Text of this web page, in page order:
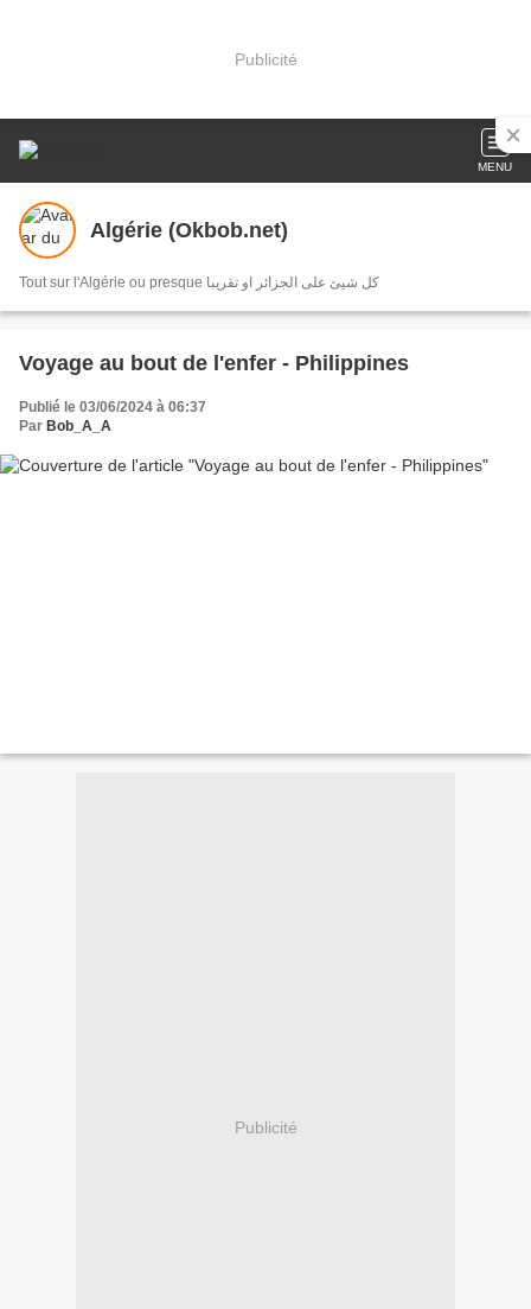
Publicité
MENU
Algérie (Okbob.net)
Tout sur l'Algérie ou presque كل شيئ على الجزائر او تقريبا
Voyage au bout de l'enfer - Philippines
Publié le 03/06/2024 à 06:37
Par Bob_A_A
Publicité